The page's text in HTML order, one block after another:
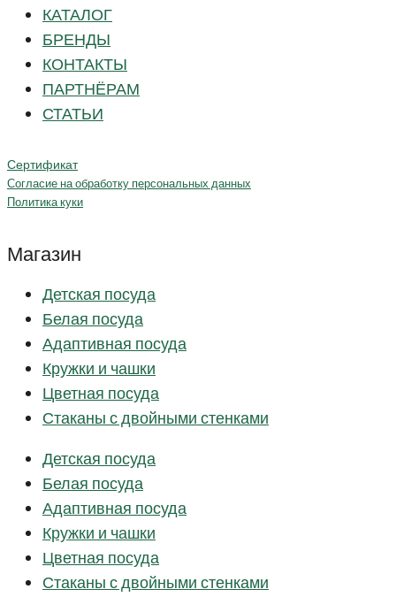
КАТАЛОГ
БРЕНДЫ
КОНТАКТЫ
ПАРТНЁРАМ
СТАТЬИ
Сертификат
Согласие на обработку персональных данных
Политика куки
Магазин
Детская посуда
Белая посуда
Адаптивная посуда
Кружки и чашки
Цветная посуда
Стаканы с двойными стенками
Детская посуда
Белая посуда
Адаптивная посуда
Кружки и чашки
Цветная посуда
Стаканы с двойными стенками